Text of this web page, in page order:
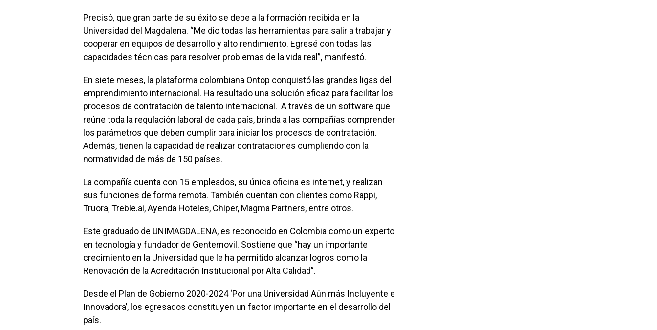
Precisó, que gran parte de su éxito se debe a la formación recibida en la
Universidad del Magdalena. “Me dio todas las herramientas para salir a trabajar y
cooperar en equipos de desarrollo y alto rendimiento. Egresé con todas las
capacidades técnicas para resolver problemas de la vida real”, manifestó.
En siete meses, la plataforma colombiana Ontop conquistó las grandes ligas del
emprendimiento internacional. Ha resultado una solución eficaz para facilitar los
procesos de contratación de talento internacional. A través de un software que
reúne toda la regulación laboral de cada país, brinda a las compañías comprender
los parámetros que deben cumplir para iniciar los procesos de contratación.
Además, tienen la capacidad de realizar contrataciones cumpliendo con la
normatividad de más de 150 países.
La compañía cuenta con 15 empleados, su única oficina es internet, y realizan
sus funciones de forma remota. También cuentan con clientes como Rappi,
Truora, Treble.ai, Ayenda Hoteles, Chiper, Magma Partners, entre otros.
Este graduado de UNIMAGDALENA, es reconocido en Colombia como un experto
en tecnología y fundador de Gentemovil. Sostiene que “hay un importante
crecimiento en la Universidad que le ha permitido alcanzar logros como la
Renovación de la Acreditación Institucional por Alta Calidad”.
Desde el Plan de Gobierno 2020-2024 ‘Por una Universidad Aún más Incluyente e
Innovadora’, los egresados constituyen un factor importante en el desarrollo del
país.